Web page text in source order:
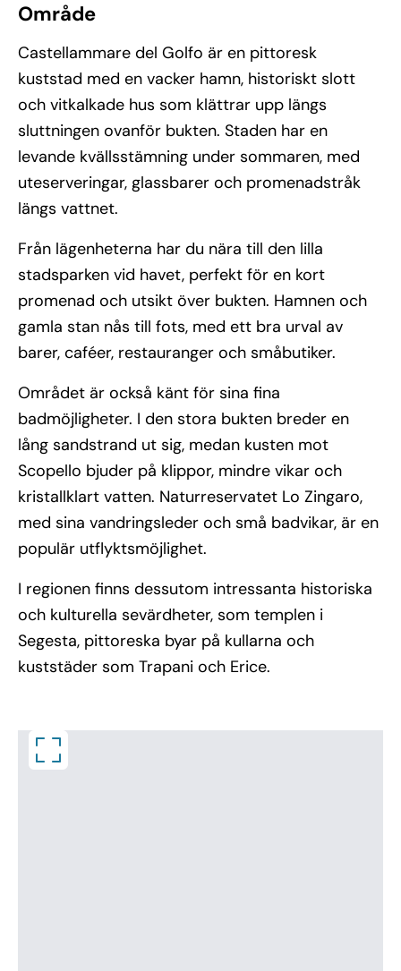
Område
Castellammare del Golfo är en pittoresk
kuststad med en vacker hamn, historiskt slott
och vitkalkade hus som klättrar upp längs
sluttningen ovanför bukten. Staden har en
levande kvällsstämning under sommaren, med
uteserveringar, glassbarer och promenadstråk
längs vattnet.
Från lägenheterna har du nära till den lilla
stadsparken vid havet, perfekt för en kort
promenad och utsikt över bukten. Hamnen och
gamla stan nås till fots, med ett bra urval av
barer, caféer, restauranger och småbutiker.
Området är också känt för sina fina
badmöjligheter. I den stora bukten breder en
lång sandstrand ut sig, medan kusten mot
Scopello bjuder på klippor, mindre vikar och
kristallklart vatten. Naturreservatet Lo Zingaro,
med sina vandringsleder och små badvikar, är en
populär utflyktsmöjlighet.
I regionen finns dessutom intressanta historiska
och kulturella sevärdheter, som templen i
Segesta, pittoreska byar på kullarna och
kuststäder som Trapani och Erice.